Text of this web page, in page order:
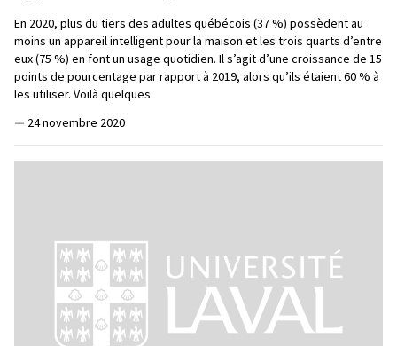
En 2020, plus du tiers des adultes québécois (37 %) possèdent au
moins un appareil intelligent pour la maison et les trois quarts d’entre
eux (75 %) en font un usage quotidien. Il s’agit d’une croissance de 15
points de pourcentage par rapport à 2019, alors qu’ils étaient 60 % à
les utiliser. Voilà quelques
— 24 novembre 2020